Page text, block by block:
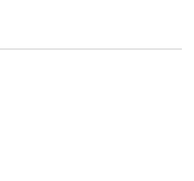
ド・導入はお客様の責任にお
帰属します。